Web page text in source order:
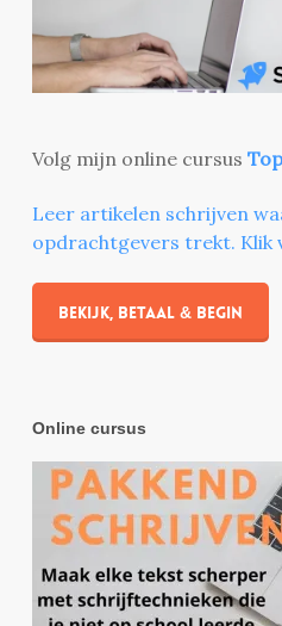
Volg mijn online cursus
Leer artikelen schrijven
opdrachtgevers trekt. Klik
Bekijk, betaal & begin
Online cursus